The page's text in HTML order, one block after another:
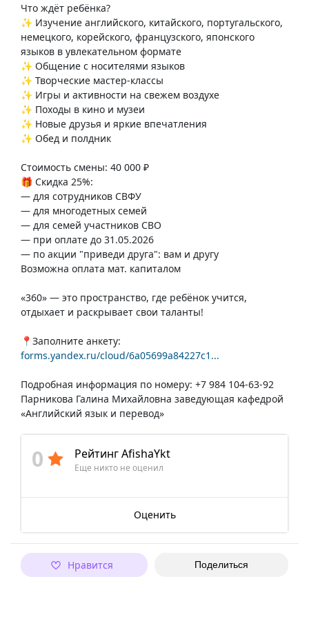
Что ждёт ребёнка?
✨ Изучение английского, китайского, португальского,
немецкого, корейского, французского, японского
языков в увлекательном формате
✨ Общение с носителями языков
✨ Творческие мастер-классы
✨ Игры и активности на свежем воздухе
✨ Походы в кино и музеи
✨ Новые друзья и яркие впечатления
✨ Обед и полдник
Стоимость смены: 40 000 ₽
🎁 Скидка 25%:
— для сотрудников СВФУ
— для многодетных семей
— для семей участников СВО
— при оплате до 31.05.2026
— по акции "приведи друга": вам и другу
Возможна оплата мат. капиталом
«360» — это пространство, где ребёнок учится,
отдыхает и раскрывает свои таланты!
📍Заполните анкету:
forms.yandex.ru/cloud/6a05699a84227c1...
Подробная информация по номеру: +7 984 104-63-92
Парникова Галина Михайловна заведующая кафедрой
«Английский язык и перевод»
0 Рейтинг AfishaYkt
Еще никто не оценил
Оценить
Нравится Поделиться